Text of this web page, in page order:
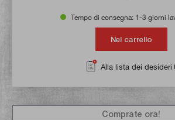
Tempo di consegna: 1-3 giorni
Nel carrello
Alla lista dei desideri
Comprate ora!